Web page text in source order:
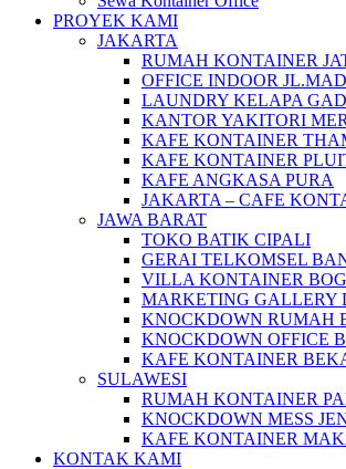
PROYEK KAMI
JAKARTA
RUMAH KONTAINER
OFFICE INDOOR
LAUNDRY KELAPA
KANTOR YAKITORI
KAFE KONTAINER
KAFE KONTAINER
KAFE ANGKASA PURA
JAKARTA – CAFE
JAWA BARAT
TOKO BATIK CIPALI
GERAI TELKOMSEL
VILLA KONTAINER
MARKETING GALLERY
KNOCKDOWN RUMAH
KNOCKDOWN OFFICE
KAFE KONTAINER
SULAWESI
RUMAH KONTAINER
KNOCKDOWN MESS
KAFE KONTAINER
KONTAK KAMI